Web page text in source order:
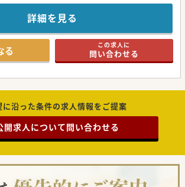
トからのメッセージ★☆
院です。
せ、一般病棟を地域包括ケア病棟に転換し
を行っています。
合内科、整形外科の患者様増加に伴う募集
詳細を見る
る この求人に
問い合わせる
に沿った条件の求人情報をご提案
開求人について問い合わせる